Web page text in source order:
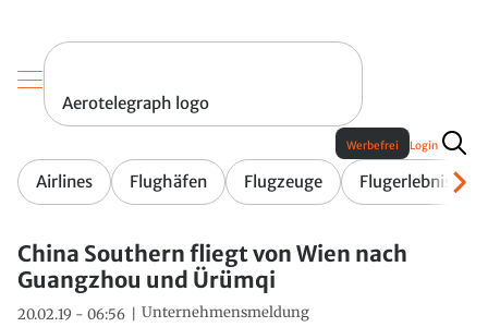
Aerotelegraph logo
Airlines Flughäfen Flugzeuge Flugerlebnis
Werbefrei Login
China Southern fliegt von Wien nach
Guangzhou und Ürümqi
20.02.19 - 06:56 Unternehmensmeldung